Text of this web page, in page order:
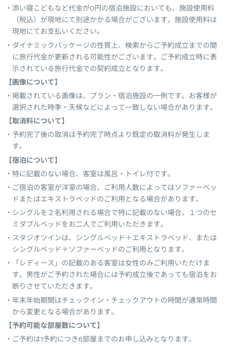
添い寝こどもなど代金が0円の宿泊施設においても、施設使用料
（税込）が現地にて別途かかる場合がございます。施設使用料は
現地にてお支払いください。
ダイナミックパッケージの性質上、検索からご予約成立までの間
に旅行代金が更新される可能性がございます。ご予約成立時に表
示されている旅行代金での契約成立となります。
【画像について】
掲載されている画像は、プラン・宿泊施設の一例です。お客様が
選択された時季・天候などによって一致しない場合があります。
【取消料について】
予約完了後の取消は予約完了時点より既定の取消料が発生しま
す。
【宿泊について】
特に記載のない場合、客室は風呂・トイレ付です。
ご宿泊の客室が洋室の場合、ご利用人数によってはソファーベッ
ドまたはエキストラベッドのご利用となる場合があります。
シングルを２名利用される場合で特に記載のない場合、１つのセ
ミダブルベッドをお二人でご利用いただきます。
スタジオツインは、シングルベッド＋エキストラベッド、または
シングルベッド＋ソファーベッドのご利用となります。
「レディース」の記載のある客室は女性のみご利用いただけま
す。男性がご予約された場合には予約成立後であっても宿泊をお
断りさせていただきます。
年末年始期間はチェックイン・チェックアウトの時間が通常時間
から変更となる場合があります。
【予約可能な部屋数について】
ご予約は1予約につき6部屋までのお申し込みとなります。